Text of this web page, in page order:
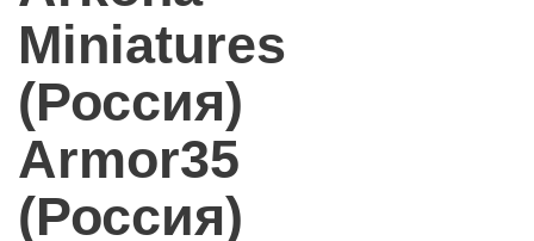
Miniatures
(Россия)
Armor35
(Россия)